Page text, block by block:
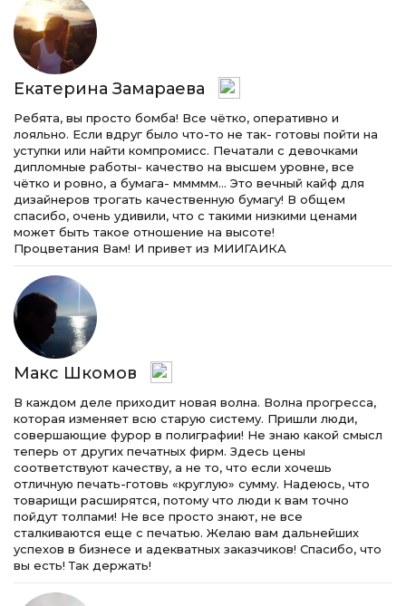
Екатерина Замараева
Ребята, вы просто бомба! Все чётко, оперативно и
лояльно. Если вдруг было что-то не так- готовы пойти на
уступки или найти компромисс. Печатали с девочками
дипломные работы- качество на высшем уровне, все
чётко и ровно, а бумага- ммммм… Это вечный кайф для
дизайнеров трогать качественную бумагу! В общем
спасибо, очень удивили, что с такими низкими ценами
может быть такое отношение на высоте!
Процветания Вам! И привет из МИИГАИКА
Макс Шкомов
В каждом деле приходит новая волна. Волна прогресса,
которая изменяет всю старую систему. Пришли люди,
совершающие фурор в полиграфии! Не знаю какой смысл
теперь от других печатных фирм. Здесь цены
соответствуют качеству, а не то, что если хочешь
отличную печать-готовь «круглую» сумму. Надеюсь, что
товарищи расширятся, потому что люди к вам точно
пойдут толпами! Не все просто знают, не все
сталкиваются еще с печатью. Желаю вам дальнейших
успехов в бизнесе и адекватных заказчиков! Спасибо, что
вы есть! Так держать!